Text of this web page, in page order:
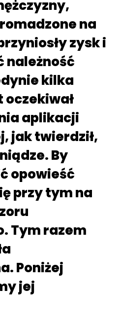
na
zysk i
należność
kilka
oczekiwał
aplikacji
jak twierdził,
By
opowieść
przy tym na
Tym razem
Poniżej
jej